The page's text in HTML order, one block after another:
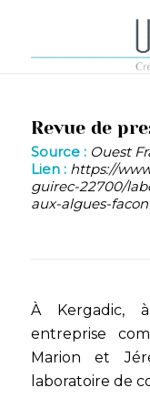
Revue de
Source : Ouest
Lien : https://
guirec-22700/
aux-algues-
À Kergadic,
entreprise
Marion et
laboratoire de